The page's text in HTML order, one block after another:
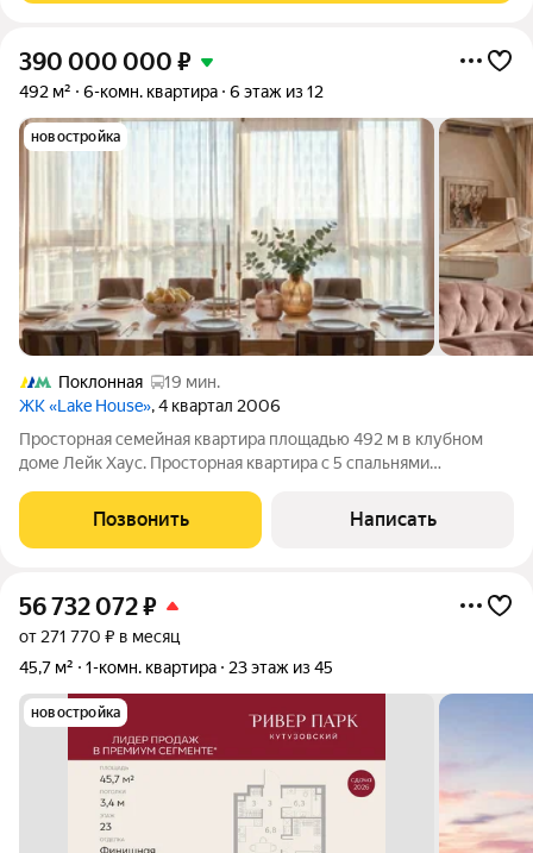
390 000 000 ₽
492 м² 6-комн. квартира 6 этаж из 12
новостройка
Поклонная
19 мин.
ЖК «Lake House», 4 квартал 2006
Просторная семейная квартира площадью 492 м в клубном
доме Лейк Хаус. Просторная квартира с 5 спальнями
Мосфильмовской парк с прудом и в сторону города. Редкая
особенность предложения возможность
Позвонить Написать
56 732 072₽
от 271 770 ₽ в месяц
45,7 м²
1-комн. квартира 23 этаж из 45
новостройка